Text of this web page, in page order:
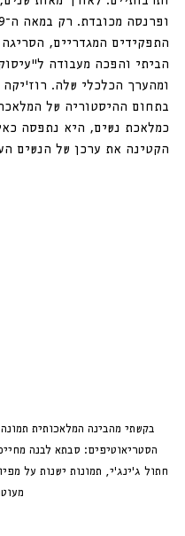
התפקידים המגדריים,
הביתי והפכה מעבודה
ומהערך הכלכלי שלה.
בתחום ההיסטוריה של
כמלאכת נשים, היא נתפסה
הקטינה את ערכן של הנשים
בקשתי מהבינה המלאכותית
הסטריאוטיפים: סבתא לבנה
חתול ג׳ינג׳י, תמונות ישנות על